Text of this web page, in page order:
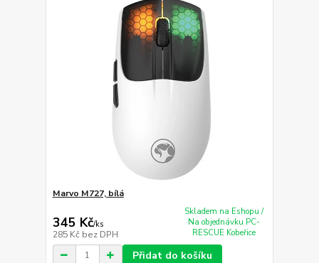
Marvo M727, bílá
345 Kč/ks
285 Kč bez DPH
Skladem na Eshopu /
Na objednávku PC-
RESCUE Kobeřice
Přidat do košíku